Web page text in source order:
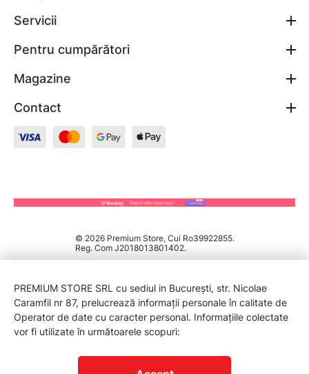
Servicii
Pentru cumpărători
Magazine
Contact
© 2026 Premium Store, Cui Ro39922855.
Reg. Com J2018013801402.
PREMIUM STORE SRL cu sediul in București, str. Nicolae
Caramfil nr 87, prelucrează informații personale în calitate de
Operator de date cu caracter personal. Informațiile colectate
vor fi utilizate în următoarele scopuri: